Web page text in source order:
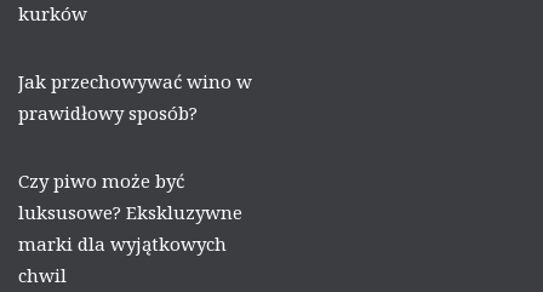
kurków
Jak przechowywać wino w
prawidłowy sposób?
Czy piwo może być
luksusowe? Ekskluzywne
marki dla wyjątkowych
chwil